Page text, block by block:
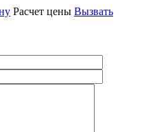
Расчет цены Вызвать